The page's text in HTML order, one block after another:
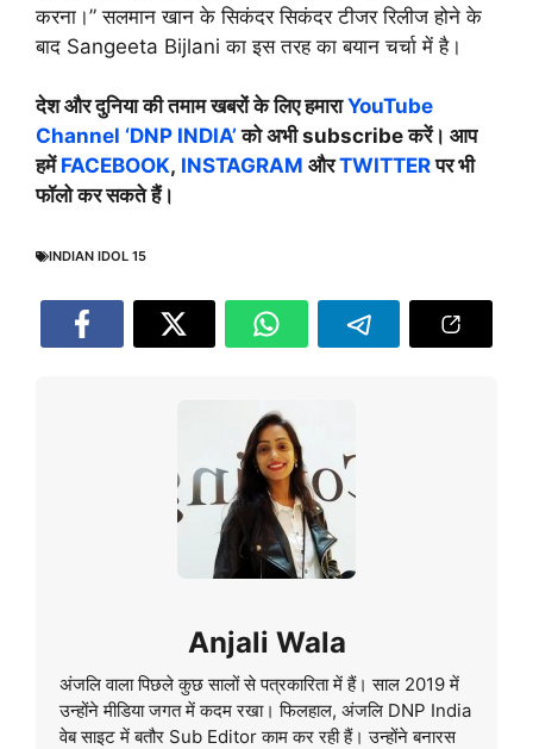
करना।” सलमान खान के सिकंदर सिकंदर टीजर रिलीज होने के
बाद Sangeeta Bijlani का इस तरह का बयान चर्चा में है।
देश और दुनिया की तमाम खबरों के लिए हमाराYouTube
Channel ‘DNP INDIA’को अभी subscribe करें। आप
हमें FACEBOOK, INSTAGRAM औरTWITTERपर भी
फॉलो कर सकते हैं।
INDIAN IDOL 15
Anjali Wala
अंजलि वाला पिछले कुछ सालों से पत्रकारिता में हैं। साल 2019 में
उन्होंने मीडिया जगत में कदम रखा। फिलहाल, अंजलि DNP India
वेब साइट में बतौर Sub Editor काम कर रही हैं। उन्होंने बनारस